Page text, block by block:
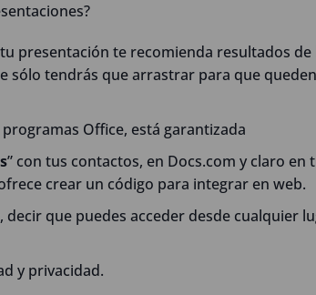
presentación te recomienda resultados de
sólo tendrás que arrastrar para que
Office, está garantizada
” con tus contactos, en Docs.com y claro en
crear un código para integrar en web.
decir que puedes acceder desde cualquier
y privacidad.